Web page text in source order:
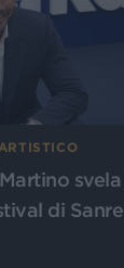
svela
di